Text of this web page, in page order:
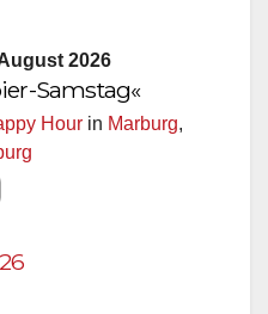
2026
Samstag«
Hour in Marburg,